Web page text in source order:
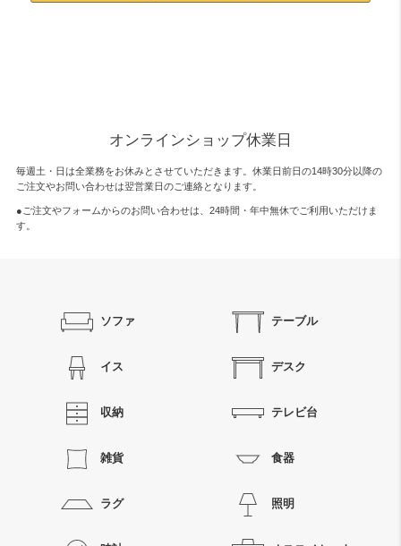
オンラインショップ休業日
毎週土・日は全業務をお休みとさせていただきます。休業日前日の14時30分以降の
ご注文やお問い合わせは翌営業日のご連絡となります。
●ご注文やフォームからのお問い合わせは、 24時間・年中無休でご利用いただけま
す。
ソファ テーブル
イス デスク
収納 テレビ台
雑貨 食器
ラグ 照明